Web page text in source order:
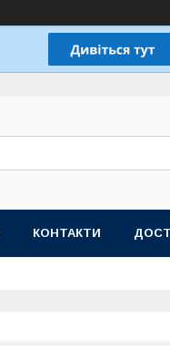
КОНТАКТИ